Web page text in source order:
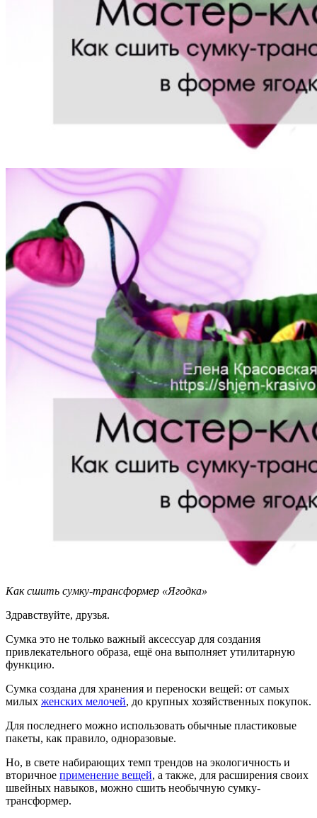
Как сшить сумку-трансформер «Ягодка»
Здравствуйте, друзья.
Сумка это не только важный аксессуар для создания
привлекательного образа, ещё она выполняет утилитарную
функцию.
Сумка создана для хранения и переноски вещей: от самых
милых женских мелочей, до крупных хозяйственных покупок.
Для последнего можно использовать обычные пластиковые
пакеты, как правило, одноразовые.
Но, в свете набирающих темп трендов на экологичность и
вторичное применение вещей, а также, для расширения своих
швейных навыков, можно сшить необычную сумку-
трансформер.